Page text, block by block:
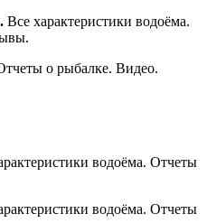
Все характеристики водоёма.
о рыбалке. Видео.
водоёма. Отчеты
водоёма. Отчеты